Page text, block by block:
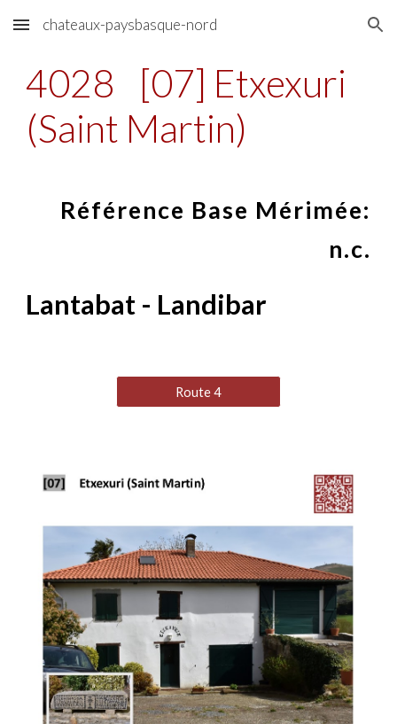
Skip to main content Skip to navigation
chateaux-paysbasque-nord
4028
[07] Etxexuri
(Saint Martin)
Référence Base Mérimée:
n.c.
Lantabat - Landibar
Route 4